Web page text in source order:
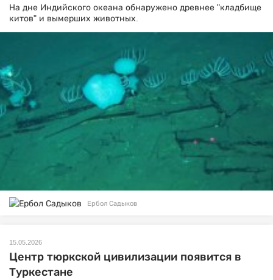
На дне Индийского океана обнаружено древнее "кладбище
китов" и вымерших животных.
Ербол Садыков
15.05.2026
Центр тюркской цивилизации появится в
Туркестане